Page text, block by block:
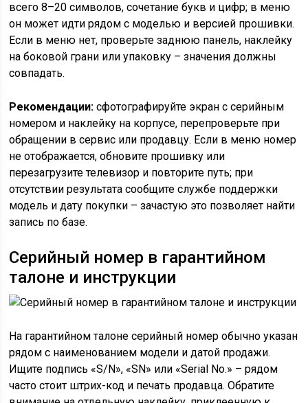
всего 8–20 символов, сочетание букв и цифр; в меню
он может идти рядом с моделью и версией прошивки.
Если в меню нет, проверьте заднюю панель, наклейку
на боковой грани или упаковку – значения должны
совпадать.
Рекомендации: сфотографируйте экран с серийным
номером и наклейку на корпусе, перепроверьте при
обращении в сервис или продавцу. Если в меню номер
не отображается, обновите прошивку или
перезагрузите телевизор и повторите путь; при
отсутствии результата сообщите службе поддержки
модель и дату покупки – зачастую это позволяет найти
запись по базе.
Серийный номер в гарантийном
талоне и инструкции
На гарантийном талоне серийный номер обычно указан
рядом с наименованием модели и датой продажи.
Ищите подпись «S/N», «SN» или «Serial No.» – рядом
часто стоит штрих-код и печать продавца. Обратите